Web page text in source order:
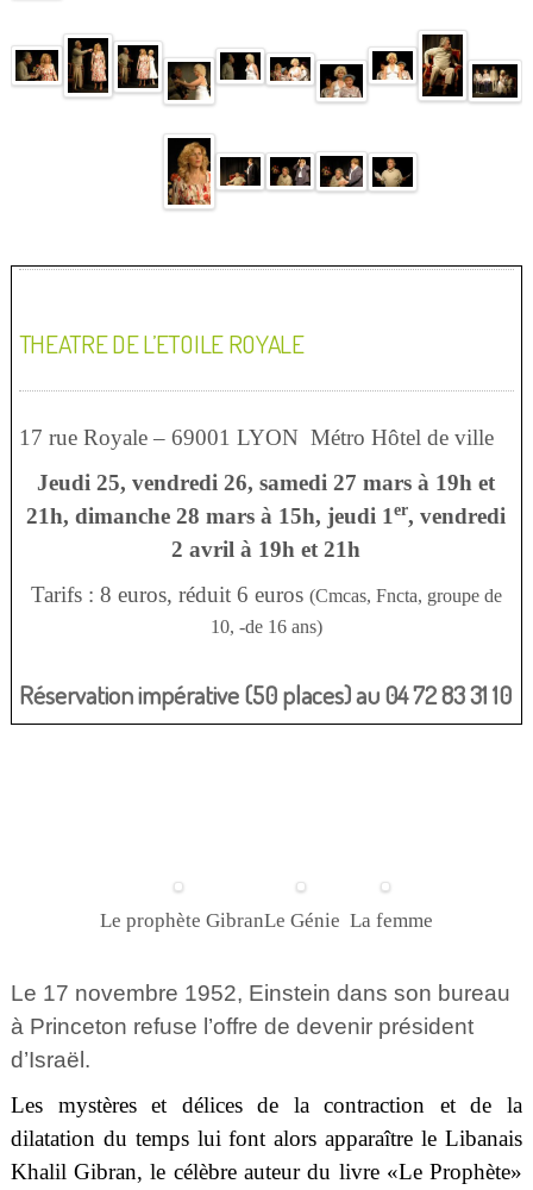
THEATRE DE L’ETOILE ROYALE
17 rue Royale – 69001 LYON Métro Hôtel de ville
Jeudi 25, vendredi 26, samedi 27 mars à 19h et
21h, dimanche 28 mars à 15h, jeudi 1er, vendredi
2 avril à 19h et 21h
Tarifs : 8 euros, réduit 6 euros (Cmcas, Fncta, groupe de
10, -de 16 ans)
Réservation impérative (50 places) au 04 72 83 31 10
Le prophète GibranLe Génie La femme
Le 17 novembre 1952, Einstein dans son bureau
à Princeton refuse l’offre de devenir président
d’Israël.
Les mystères et délices de la contraction et de la
dilatation du temps lui font alors apparaître le Libanais
Khalil Gibran, le célèbre auteur du livre «Le Prophète»